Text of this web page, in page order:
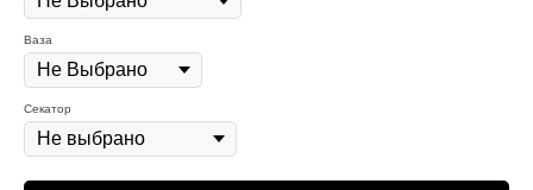
Ваза
Секатор